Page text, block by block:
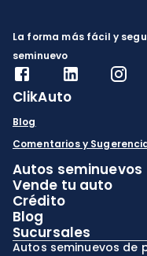
La forma más fácil y
seminuevo
ClikAuto
Blog
Comentarios y
Autos seminuevos
Vende tu auto
Crédito
Blog
Sucursales
Autos seminuevos de